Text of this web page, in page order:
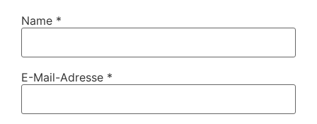
Name *
E-Mail-Adresse *